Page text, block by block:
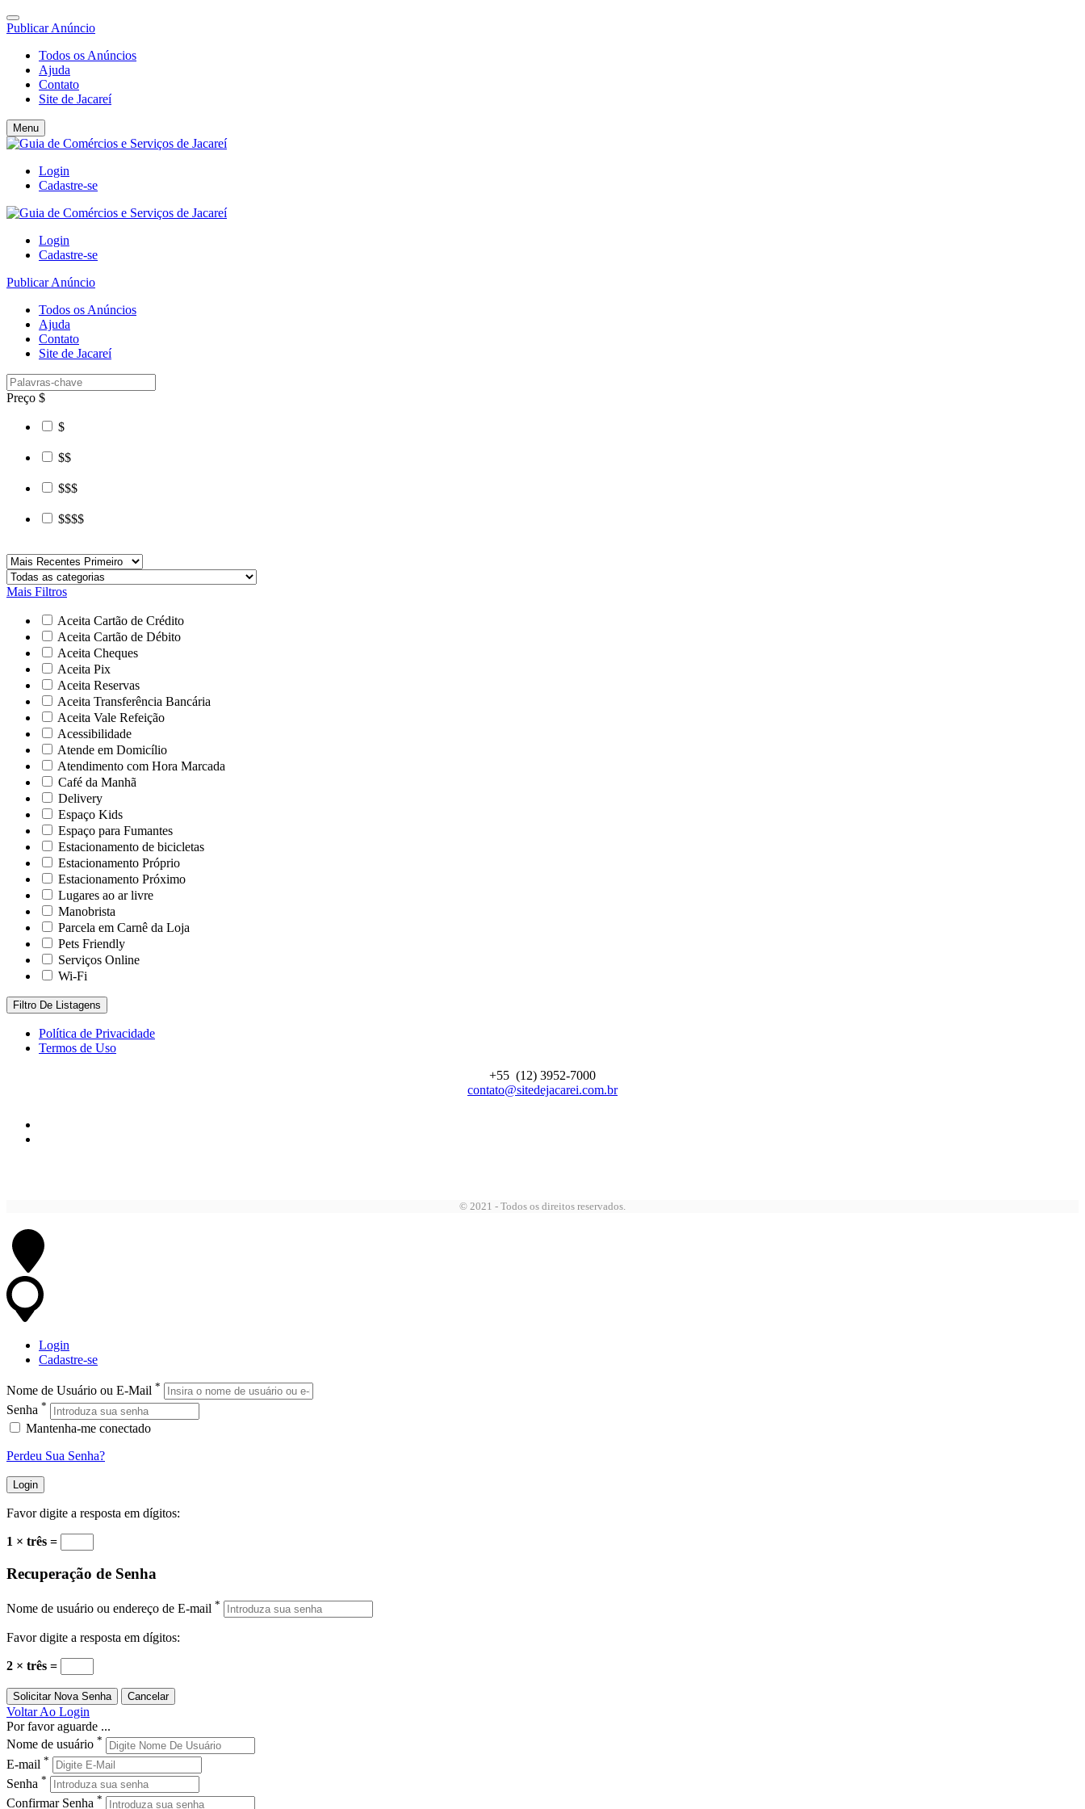
Publicar Anúncio
Todos os Anúncios
Ajuda
Contato
Site de Jacareí
Menu
Login
Cadastre-se
Login
Cadastre-se
Publicar Anúncio
Todos os Anúncios
Ajuda
Contato
Site de Jacareí
Preço $
$
$$
$$$
$$$$
Mais Filtros
Aceita Cartão de Crédito
Aceita Cartão de Débito
Aceita Cheques
Aceita Pix
Aceita Reservas
Aceita Transferência Bancária
Aceita Vale Refeição
Acessibilidade
Atende em Domicílio
Atendimento com Hora Marcada
Café da Manhã
Delivery
Espaço Kids
Espaço para Fumantes
Estacionamento de bicicletas
Estacionamento Próprio
Estacionamento Próximo
Lugares ao ar livre
Manobrista
Parcela em Carnê da Loja
Pets Friendly
Serviços Online
Wi-Fi
Filtro De Listagens
Política de Privacidade
Termos de Uso
+55 (12) 3952-7000
contato@sitedejacarei.com.br
© 2021 - Todos os direitos reservados.
Login
Cadastre-se
Nome de Usuário ou E-Mail *
Senha *
Mantenha-me conectado
Perdeu Sua Senha?
Favor digite a resposta em dígitos:
1 × três =
Recuperação de Senha
Nome de usuário ou endereço de E-mail *
Favor digite a resposta em dígitos:
2 × três =
Voltar Ao Login
Por favor aguarde ...
Nome de usuário *
E-mail *
Senha *
Confirmar Senha *